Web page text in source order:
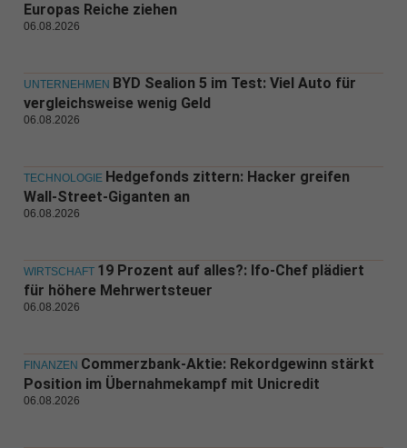
Europas Reiche ziehen
06.08.2026
UNTERNEHMEN BYD Sealion 5 im Test: Viel Auto für
vergleichsweise wenig Geld
06.08.2026
TECHNOLOGIE Hedgefonds zittern: Hacker greifen
Wall-Street-Giganten an
06.08.2026
WIRTSCHAFT 19 Prozent auf alles?: Ifo-Chef plädiert
für höhere Mehrwertsteuer
06.08.2026
FINANZEN Commerzbank-Aktie: Rekordgewinn stärkt
Position im Übernahmekampf mit Unicredit
06.08.2026